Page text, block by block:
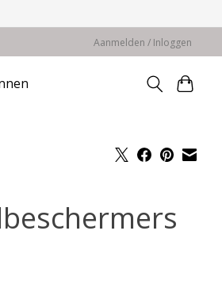
Aanmelden / Inloggen